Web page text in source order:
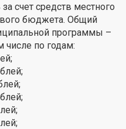
счет средств местного
бюджета. Общий
программы –
числе по годам: